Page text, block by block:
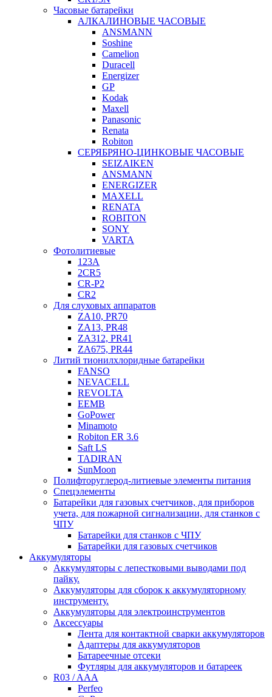
Часовые батарейки
АЛКАЛИНОВЫЕ ЧАСОВЫЕ
ANSMANN
Soshine
Camelion
Duracell
Energizer
GP
Kodak
Maxell
Panasonic
Renata
Robiton
СЕРЯБРЯНО-ЦИНКОВЫЕ ЧАСОВЫЕ
SEIZAIKEN
ANSMANN
ENERGIZER
MAXELL
RENATA
ROBITON
SONY
VARTA
Фотолитиевые
123A
2CR5
CR-P2
CR2
Для слуховых аппаратов
ZA10, PR70
ZA13, PR48
ZA312, PR41
ZA675, PR44
Литий тионилхлоридные батарейки
FANSO
NEVACELL
REVOLTA
EEMB
GoPower
Minamoto
Robiton ER 3.6
Saft LS
TADIRAN
SunMoon
Полифторуглерод-литиевые элементы питания
Спецэлементы
Батарейки для газовых счетчиков, для приборов
учета, для пожарной сигнализации, для станков с
ЧПУ
Батарейки для станков с ЧПУ
Батарейки для газовых счетчиков
Аккумуляторы
Аккумуляторы с лепестковыми выводами под
пайку.
Аккумуляторы для сборок к аккумуляторному
инструменту.
Аккумуляторы для электроинструментов
Аксессуары
Лента для контактной сварки аккумуляторов
Адаптеры для аккумуляторов
Батареечные отсеки
Футляры для аккумуляторов и батареек
R03 / AAA
Perfeo